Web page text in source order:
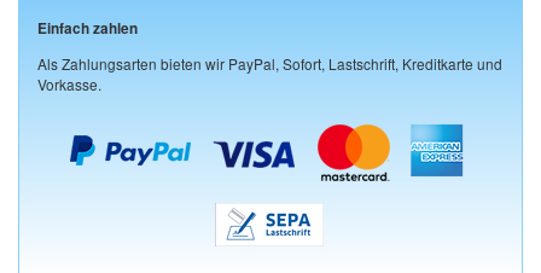
Einfach zahlen
Als Zahlungsarten bieten wir PayPal, Sofort, Lastschrift, Kreditkarte und
Vorkasse.